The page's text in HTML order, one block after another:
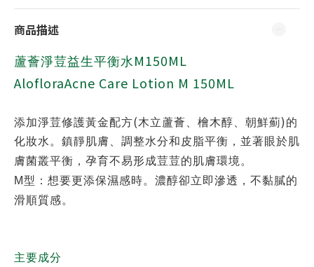
商品描述
蘆薈淨荳益生平衡水 M150ML
AlofloraAcne Care Lotion M 150ML
添加淨荳修護黃金配方(木立蘆薈、檜木醇、朝鮮薊)的
化妝水。鎮靜肌膚、調整水分和皮脂平衡，並著眼於肌
膚菌叢平衡，孕育不易形成荳荳的肌膚環境。
M型：想要更添保濕感時。濃醇卻立即滲透，不黏膩的
滑順質感。
主要成分